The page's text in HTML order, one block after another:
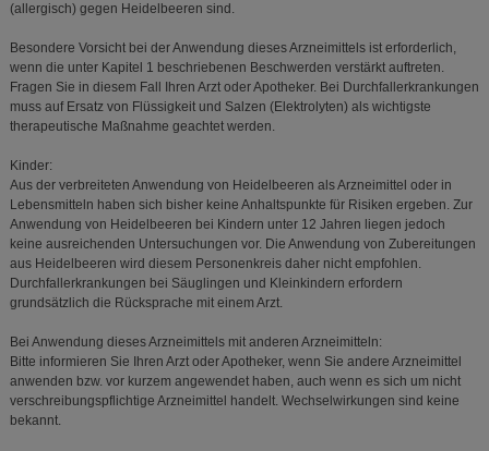
(allergisch) gegen Heidelbeeren sind.
Besondere Vorsicht bei der Anwendung dieses Arzneimittels ist erforderlich,
wenn die unter Kapitel 1 beschriebenen Beschwerden verstärkt auftreten.
Fragen Sie in diesem Fall Ihren Arzt oder Apotheker. Bei Durchfallerkrankungen
muss auf Ersatz von Flüssigkeit und Salzen (Elektrolyten) als wichtigste
therapeutische Maßnahme geachtet werden.
Kinder:
Aus der verbreiteten Anwendung von Heidelbeeren als Arzneimittel oder in
Lebensmitteln haben sich bisher keine Anhaltspunkte für Risiken ergeben. Zur
Anwendung von Heidelbeeren bei Kindern unter 12 Jahren liegen jedoch
keine ausreichenden Untersuchungen vor. Die Anwendung von Zubereitungen
aus Heidelbeeren wird diesem Personenkreis daher nicht empfohlen.
Durchfallerkrankungen bei Säuglingen und Kleinkindern erfordern
grundsätzlich die Rücksprache mit einem Arzt.
Bei Anwendung dieses Arzneimittels mit anderen Arzneimitteln:
Bitte informieren Sie Ihren Arzt oder Apotheker, wenn Sie andere Arzneimittel
anwenden bzw. vor kurzem angewendet haben, auch wenn es sich um nicht
verschreibungspflichtige Arzneimittel handelt. Wechselwirkungen sind keine
bekannt.